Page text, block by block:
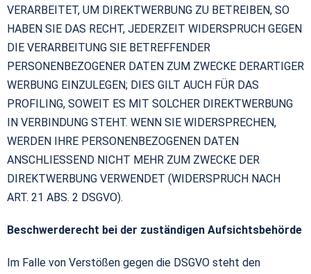
VERARBEITET, UM DIREKTWERBUNG ZU BETREIBEN, SO
HABEN SIE DAS RECHT, JEDERZEIT WIDERSPRUCH GEGEN
DIE VERARBEITUNG SIE BETREFFENDER
PERSONENBEZOGENER DATEN ZUM ZWECKE DERARTIGER
WERBUNG EINZULEGEN; DIES GILT AUCH FÜR DAS
PROFILING, SOWEIT ES MIT SOLCHER DIREKTWERBUNG
IN VERBINDUNG STEHT. WENN SIE WIDERSPRECHEN,
WERDEN IHRE PERSONENBEZOGENEN DATEN
ANSCHLIESSEND NICHT MEHR ZUM ZWECKE DER
DIREKTWERBUNG VERWENDET (WIDERSPRUCH NACH
ART. 21 ABS. 2 DSGVO).
Beschwerderecht bei der zuständigen Aufsichtsbehörde
Im Falle von Verstößen gegen die DSGVO steht den